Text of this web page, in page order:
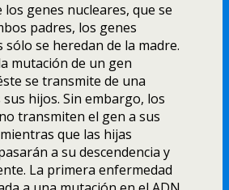
los genes nucleares, que se
padres, los genes
se heredan de la madre.
mutación de un gen
se transmite de una
hijos. Sin embargo, los
transmiten el gen a sus
que las hijas
a su descendencia y
La primera enfermedad